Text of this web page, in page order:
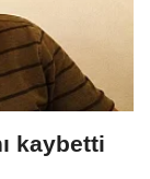
kaybetti